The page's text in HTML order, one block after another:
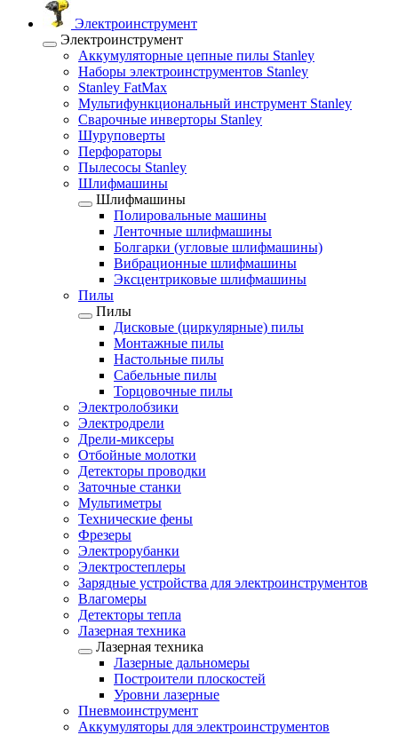
Электроинструмент
Электроинструмент
Аккумуляторные цепные пилы Stanley
Наборы электроинструментов Stanley
Stanley FatMax
Мультифункциональный инструмент Stanley
Сварочные инверторы Stanley
Шуруповерты
Перфораторы
Пылесосы Stanley
Шлифмашины
Шлифмашины
Полировальные машины
Ленточные шлифмашины
Болгарки (угловые шлифмашины)
Вибрационные шлифмашины
Эксцентриковые шлифмашины
Пилы
Пилы
Дисковые (циркулярные) пилы
Монтажные пилы
Настольные пилы
Сабельные пилы
Торцовочные пилы
Электролобзики
Электродрели
Дрели-миксеры
Отбойные молотки
Детекторы проводки
Заточные станки
Мультиметры
Технические фены
Фрезеры
Электрорубанки
Электростеплеры
Зарядные устройства для электроинструментов
Влагомеры
Детекторы тепла
Лазерная техника
Лазерная техника
Лазерные дальномеры
Построители плоскостей
Уровни лазерные
Пневмоинструмент
Аккумуляторы для электроинструментов